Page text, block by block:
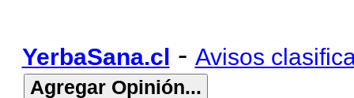
YerbaSana.cl - Avisos